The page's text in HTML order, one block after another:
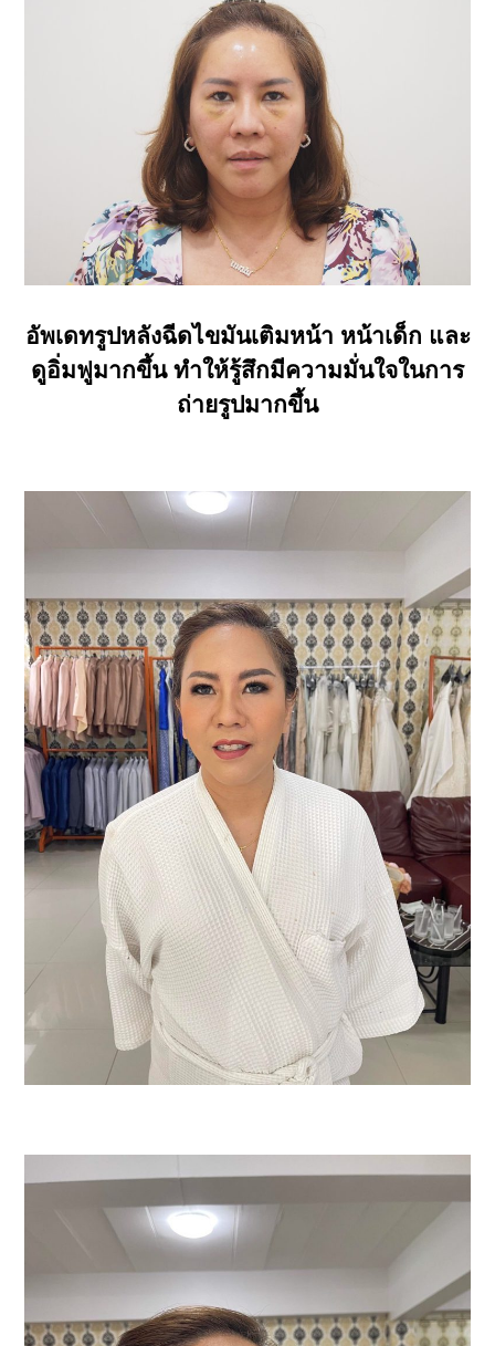
อัพเดทรูปหลังฉีดไขมันเติมหน้า หน้าเด็ก และ
ดูอิ่มฟูมากขึ้น ทำให้รู้สึกมีความมั่นใจในการ
ถ่ายรูปมากขึ้น